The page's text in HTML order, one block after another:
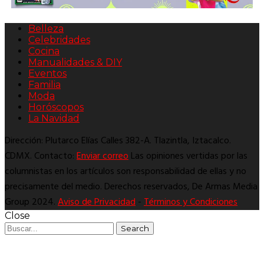
Belleza
Celebridades
Cocina
Manualidades & DIY
Eventos
Familia
Moda
Horóscopos
La Navidad
Dirección: Plutarco Elías Calles 382-A. Tlazintla, Iztacalco.
CDMX. Contacto:Enviar correoLas opiniones vertidas por las
columnistas en los artículos son responsabilidad de ellas y no
precisamente del medio. Derechos reservados, De Armas Media
Group 2024.Aviso de Privacidad-Términos y Condiciones
Close